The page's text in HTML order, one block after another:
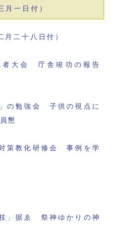
月一日付）
月二十八日付）
者大会 庁舎竣功の報告
」の勉強会 子供の視点に
懇
策教化研修会 事例を学
」据ゑ 祭神ゆかりの神